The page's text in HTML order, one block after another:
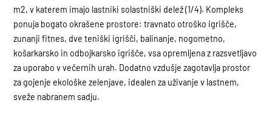
m2, v katerem imajo lastniki solastniški delež (1/4). Kompleks
ponuja bogato okrašene prostore: travnato otroško igrišče,
zunanji fitnes, dve teniški igrišči, balinanje, nogometno,
košarkarsko in odbojkarsko igrišče, vsa opremljena z razsvetljavo
za uporabo v večernih urah. Dodatno vzdušje zagotavlja prostor
za gojenje ekološke zelenjave, idealen za uživanje v lastnem,
sveže nabranem sadju.